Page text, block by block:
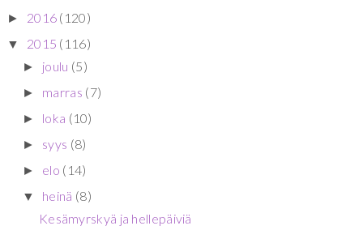
► 2016 (120)
▼ 2015 (116)
► joulu (5)
► marras (7)
► loka (10)
► syys (8)
► elo (14)
▼ heinä (8)
Kesämyrskyä ja hellepäiviä